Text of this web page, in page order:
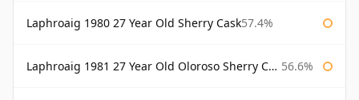
Laphroaig 1980 27 Year Old Sherry Cask57.4%
Laphroaig 1981 27 Year Old Oloroso Sherry Cask 56.6%